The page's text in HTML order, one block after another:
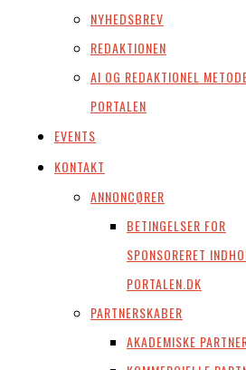
NYHEDSBREV
REDAKTIONEN
AI OG REDAKTIONEL
PORTALEN
EVENTS
KONTAKT
ANNONCØRER
BETINGELSER FOR
SPONSORERET
PORTALEN.DK
PARTNERSKABER
AKADEMISKE